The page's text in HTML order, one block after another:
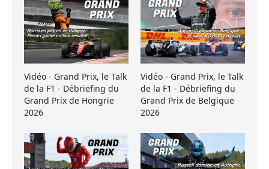
Vidéo - Grand Prix, le Talk
de la F1 - Débriefing du
Grand Prix de Hongrie
2026
Vidéo - Grand Prix, le Talk
de la F1 - Débriefing du
Grand Prix de Belgique
2026